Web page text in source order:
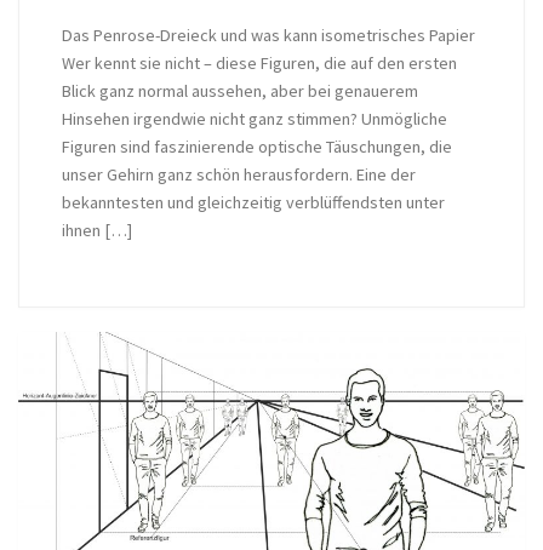
Das Penrose-Dreieck und was kann isometrisches Papier
Wer kennt sie nicht – diese Figuren, die auf den ersten
Blick ganz normal aussehen, aber bei genauerem
Hinsehen irgendwie nicht ganz stimmen? Unmögliche
Figuren sind faszinierende optische Täuschungen, die
unser Gehirn ganz schön herausfordern. Eine der
bekanntesten und gleichzeitig verblüffendsten unter
ihnen […]